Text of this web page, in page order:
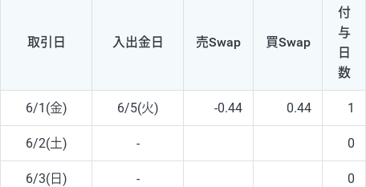
取引日 入出金日 売Swap 買Swap
付
与
日
数
6/1(金) 6/5(火) -0.44 0.44 1
6/2(土) - 0
6/3(日) - 0